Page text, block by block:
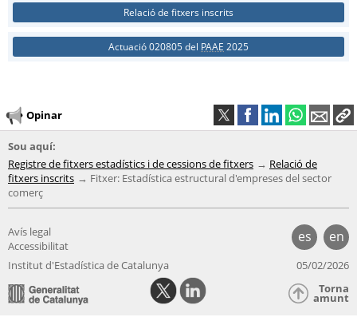
Relació de fitxers inscrits
Actuació 020805 del PAAE 2025
Opinar
Sou aquí:
Registre de fitxers estadístics i de cessions de fitxers
Relació de
fitxers inscrits
Fitxer: Estadística estructural d'empreses del sector
comerç
es en
Avís legal
Accessibilitat
Institut d'Estadística de Catalunya
05/02/2026
Torna
amunt